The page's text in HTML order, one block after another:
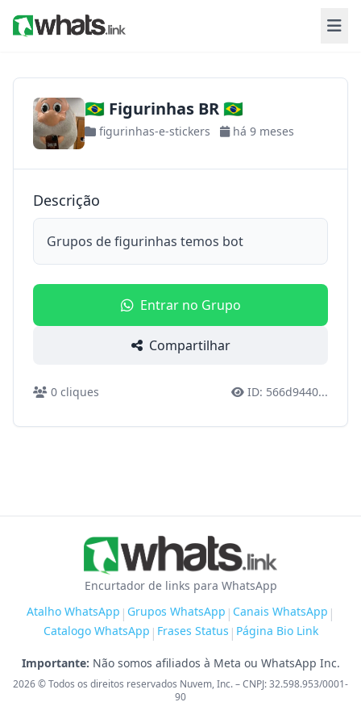
🇧🇷 Figurinhas BR 🇧🇷
figurinhas-e-stickers há 9 meses
Descrição
Grupos de figurinhas temos bot
Entrar no Grupo
Compartilhar
0 cliques ID: 566d9440...
Encurtador de links para WhatsApp
Atalho WhatsApp | Grupos WhatsApp | Canais WhatsApp |
Catalogo WhatsApp | Frases Status | Página Bio Link
Importante: Não somos afiliados à Meta ou WhatsApp Inc.
2026© Todos os direitos reservados Nuvem, Inc. – CNPJ: 32.598.953/0001-
90